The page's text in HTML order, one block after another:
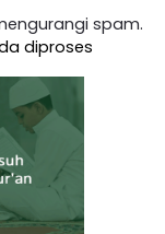
spam.
diproses